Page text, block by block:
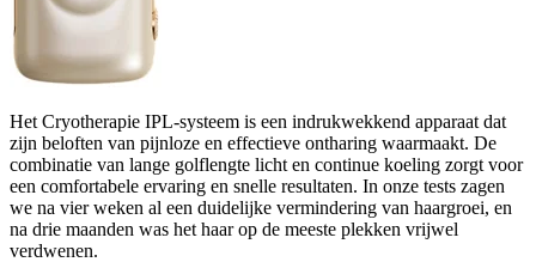
Het Cryotherapie IPL-systeem is een indrukwekkend apparaat dat
zijn beloften van pijnloze en effectieve ontharing waarmaakt. De
combinatie van lange golflengte licht en continue koeling zorgt voor
een comfortabele ervaring en snelle resultaten. In onze tests zagen
we na vier weken al een duidelijke vermindering van haargroei, en
na drie maanden was het haar op de meeste plekken vrijwel
verdwenen.